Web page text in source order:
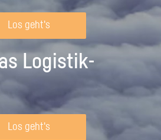
Los geht's
Logistik­
Los geht's